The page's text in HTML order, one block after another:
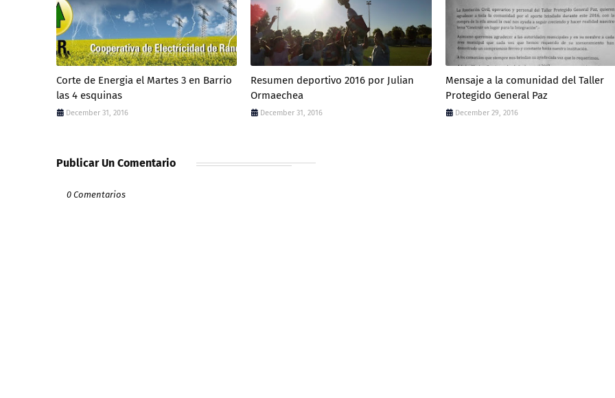
Corte de Energia el Martes 3 en Barrio
las 4 esquinas
December 31, 2016
Resumen deportivo 2016 por Julian
Ormaechea
December 31, 2016
Mensaje a la comunidad del Taller
Protegido General Paz
December 29, 2016
Publicar Un Comentario
0 Comentarios